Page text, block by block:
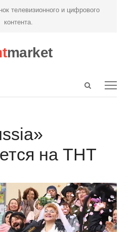
телевизионного и цифрового
контента.
market
Open
на ТНТ